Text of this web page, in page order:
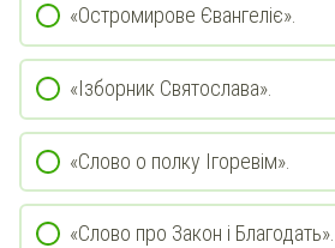
«Остромирове Євангеліє».
«Ізборник Святослава».
«Слово о полку Ігоревім».
«Слово про Закон і Благодать».